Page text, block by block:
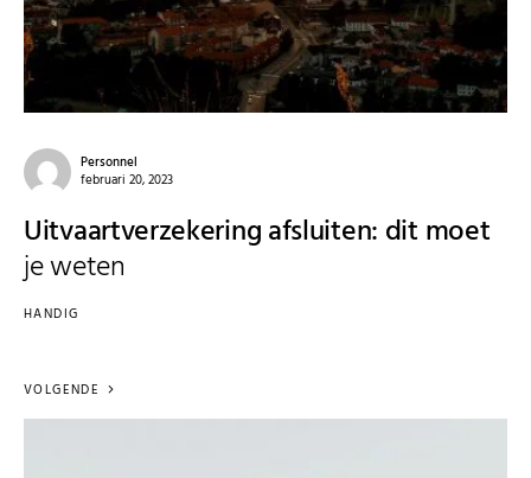
Personnel
februari 20, 2023
Uitvaartverzekering afsluiten: dit moet
je weten
HANDIG
VOLGENDE